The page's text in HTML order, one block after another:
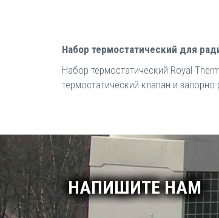
Набор термостатический для
Набор термостатический Royal
термостатический клапан и
НАПИШИТЕ НАМ